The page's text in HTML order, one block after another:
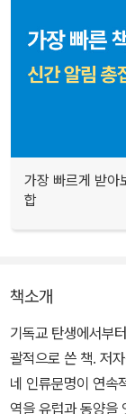
가장 빠르게 받아
합
책소개
기독교 탄생에서부
괄적으로 쓴 책. 저
네 인류문명이 연속
역을 유럽과 동양을